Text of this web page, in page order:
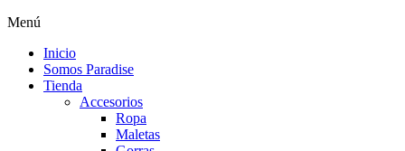
Menú
Inicio
Somos Paradise
Tienda
Accesorios
Ropa
Maletas